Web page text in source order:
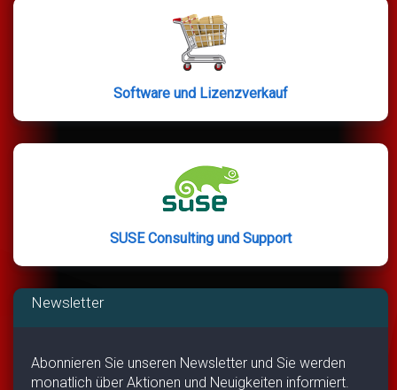
Software und Lizenzverkauf
SUSE Consulting und Support
Newsletter
Abonnieren Sie unseren Newsletter und Sie werden
monatlich über Aktionen und Neuigkeiten informiert.